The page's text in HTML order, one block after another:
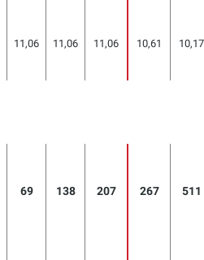
11,06 11,06 11,06 10,61 10,17
69 138 207 267 511